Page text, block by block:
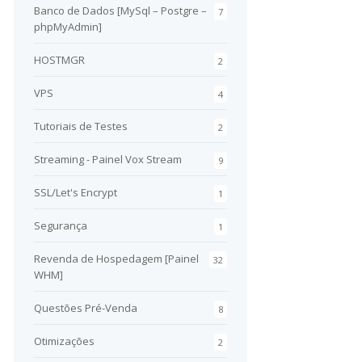
7
Banco de Dados [MySql – Postgre –
phpMyAdmin]
2
HOSTMGR
4
VPS
2
Tutoriais de Testes
9
Streaming - Painel Vox Stream
1
SSL/Let's Encrypt
1
Segurança
32
Revenda de Hospedagem [Painel
WHM]
8
Questões Pré-Venda
2
Otimizações